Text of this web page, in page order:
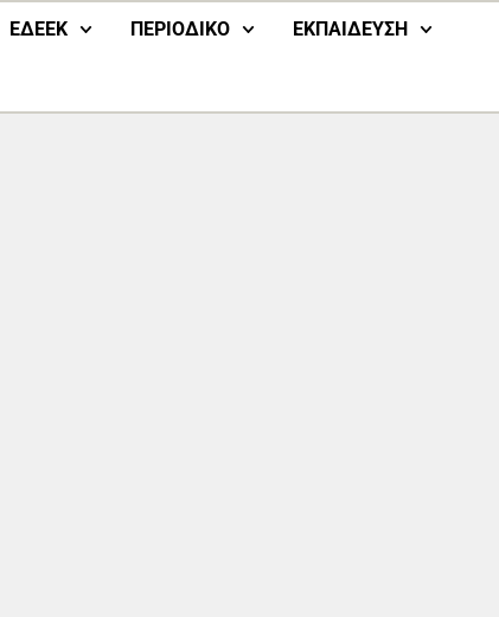
ΕΔΕΕΚ ΠΕΡΙΟΔΙΚΟ ΕΚΠΑΙΔΕΥΣΗ